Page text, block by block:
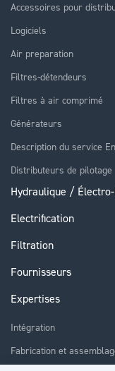
Accessoires pour
Logiciels
Air preparation
Filtres-détendeurs
Filtres à air comprimé
Générateurs
Description du service
Distributeurs de pilotage
Hydraulique /
Electrification
Filtration
Fournisseurs
Expertises
Intégration
Fabrication et